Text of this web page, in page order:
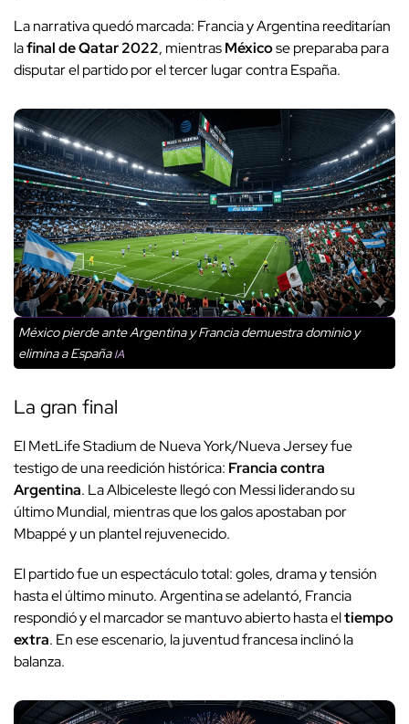
La narrativa quedó marcada: Francia y Argentina reeditarían
lafinal de Qatar 2022, mientrasMéxicose preparaba para
disputar el partido por el tercer lugar contra España.
México pierde ante Argentina y Francia demuestra dominio y
elimina a EspañaIA
La gran final
El MetLife Stadium de Nueva York/Nueva Jersey fue
testigo de una reedición histórica: Francia contra
Argentina. La Albiceleste llegó con Messi liderando su
último Mundial, mientras que los galos apostaban por
Mbappé y un plantel rejuvenecido.
El partido fue un espectáculo total: goles, drama y tensión
hasta el último minuto. Argentina se adelantó, Francia
respondió y el marcador se mantuvo abierto hasta eltiempo
extra. En ese escenario, la juventud francesa inclinó la
balanza.